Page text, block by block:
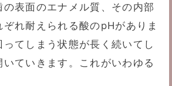
の表面のエナメル質、その内部
れ耐えられる酸のpHがありま
てしまう状態が長く続いてし
いていきます。これがいわゆる